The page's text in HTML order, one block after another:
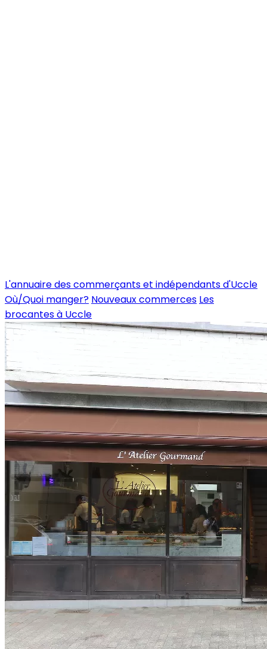
L'annuaire des commerçants et indépendants d'Uccle
Où/Quoi manger? Nouveaux commerces Les
brocantes à Uccle